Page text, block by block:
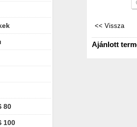
80
100
Ajánlott